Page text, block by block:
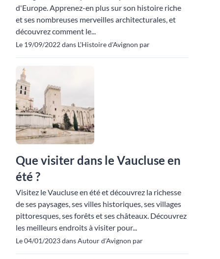
d'Europe. Apprenez-en plus sur son histoire riche
et ses nombreuses merveilles architecturales, et
découvrez comment le...
Le 19/09/2022 dans L'Histoire d'Avignon par
Que visiter dans le Vaucluse en
été ?
Visitez le Vaucluse en été et découvrez la richesse
de ses paysages, ses villes historiques, ses villages
pittoresques, ses forêts et ses châteaux. Découvrez
les meilleurs endroits à visiter pour...
Le 04/01/2023 dans Autour d'Avignon par